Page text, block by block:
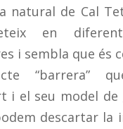
natural de Cal
en
i sembla que és
“barrera”
i el seu model
descartar la